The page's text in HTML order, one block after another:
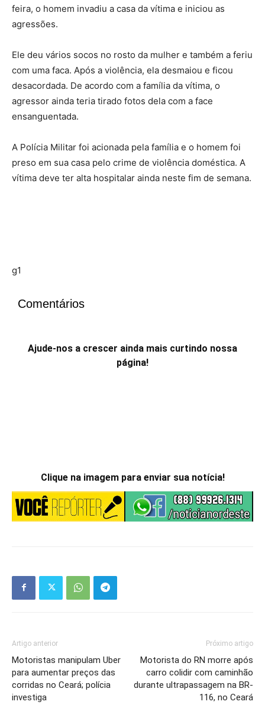
feira, o homem invadiu a casa da vítima e iniciou as
agressões.
Ele deu vários socos no rosto da mulher e também a feriu
com uma faca. Após a violência, ela desmaiou e ficou
desacordada. De acordo com a família da vítima, o
agressor ainda teria tirado fotos dela com a face
ensanguentada.
A Polícia Militar foi acionada pela família e o homem foi
preso em sua casa pelo crime de violência doméstica. A
vítima deve ter alta hospitalar ainda neste fim de semana.
g1
Comentários
Ajude-nos a crescer ainda mais curtindo nossa
página!
Clique na imagem para enviar sua notícia!
Artigo anterior
Motoristas manipulam Uber
para aumentar preços das
corridas no Ceará; polícia
investiga
Próximo artigo
Motorista do RN morre após
carro colidir com caminhão
durante ultrapassagem na BR-
116, no Ceará